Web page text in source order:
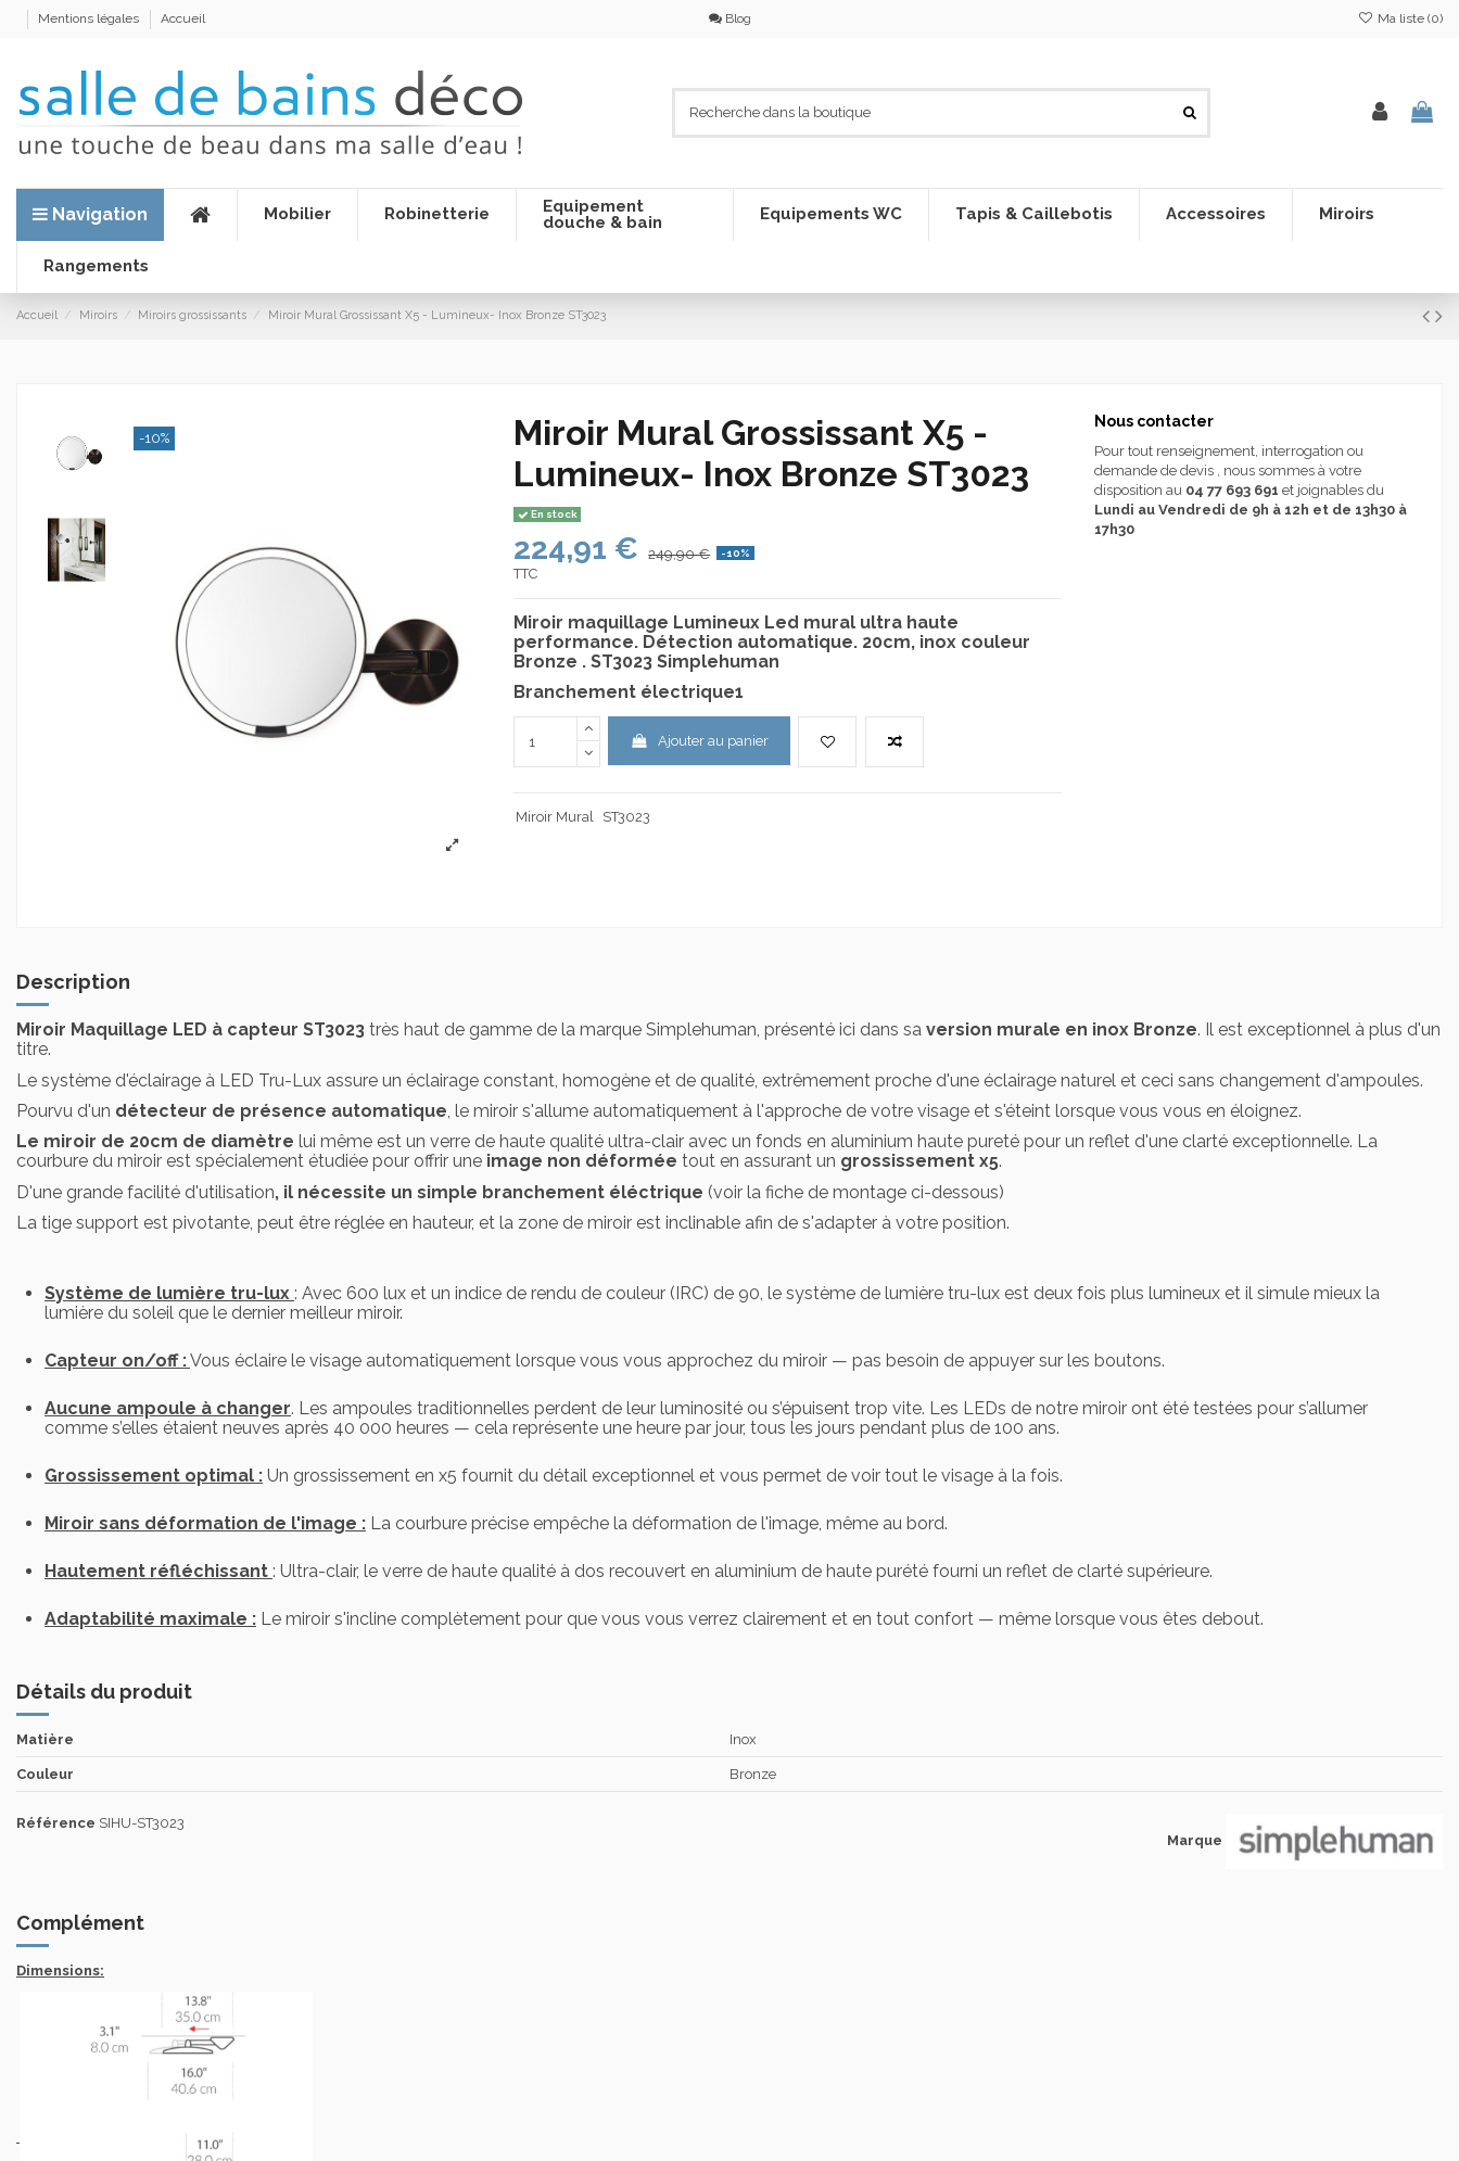
Mentions légales Accueil Blog Ma liste (0)
Navigation Mobilier Robinetterie
Equipement
douche & bain
Equipements WC Tapis & Caillebotis Accessoires Miroirs
Rangements
Accueil Miroirs Miroirs grossissants Miroir Mural Grossissant X5 - Lumineux- Inox Bronze ST3023
-10%
Miroir Mural Grossissant X5 -
Lumineux- Inox Bronze ST3023
En stock
224,91 € 249,90 € -10%
TTC
Miroir maquillage Lumineux Led mural ultra haute
performance. Détection automatique. 20cm, inox couleur
Bronze . ST3023 Simplehuman
Branchement électrique1
Ajouter au panier
Miroir Mural ST3023
Nous contacter
Pour tout renseignement, interrogation ou
demande de devis , nous sommes à votre
disposition au 04 77 693 691 et joignables du
Lundi au Vendredi de 9h à 12h et de 13h30 à
17h30
Description
Miroir Maquillage LED à capteur ST3023 très haut de gamme de la marque Simplehuman, présenté ici dans sa version murale en inox Bronze. Il est exceptionnel à plus d'un
titre.
Le système d'éclairage à LED Tru-Lux assure un éclairage constant, homogène et de qualité, extrêmement proche d'une éclairage naturel et ceci sans changement d'ampoules.
Pourvu d'un détecteur de présence automatique, le miroir s'allume automatiquement à l'approche de votre visage et s'éteint lorsque vous vous en éloignez.
Le miroir de 20cm de diamètre lui même est un verre de haute qualité ultra-clair avec un fonds en aluminium haute pureté pour un reflet d'une clarté exceptionnelle. La
courbure du miroir est spécialement étudiée pour offrir une image non déformée tout en assurant un grossissement x5.
D'une grande facilité d'utilisation, il nécessite un simple branchement éléctrique (voir la fiche de montage ci-dessous)
La tige support est pivotante, peut être réglée en hauteur, et la zone de miroir est inclinable afin de s'adapter à votre position.
Système de lumière tru-lux : Avec 600 lux et un indice de rendu de couleur (IRC) de 90, le système de lumière tru-lux est deux fois plus lumineux et il simule mieux la
lumière du soleil que le dernier meilleur miroir.
Capteur on/off :Vous éclaire le visage automatiquement lorsque vous vous approchez du miroir — pas besoin de appuyer sur les boutons.
Aucune ampoule à changer. Les ampoules traditionnelles perdent de leur luminosité ou s’épuisent trop vite. Les LEDs de notre miroir ont été testées pour s’allumer
comme s’elles étaient neuves après 40 000 heures — cela représente une heure par jour, tous les jours pendant plus de 100 ans.
Grossissement optimal : Un grossissement en x5 fournit du détail exceptionnel et vous permet de voir tout le visage à la fois.
Miroir sans déformation de l'image : La courbure précise empêche la déformation de l'image, même au bord.
Hautement réfléchissant : Ultra-clair, le verre de haute qualité à dos recouvert en aluminium de haute purété fourni un reflet de clarté supérieure.
Adaptabilité maximale : Le miroir s'incline complètement pour que vous vous verrez clairement et en tout confort — même lorsque vous êtes debout.
Détails du produit
Matière Inox
Couleur Bronze
Marque
Référence SIHU-ST3023
Complément
Dimensions: